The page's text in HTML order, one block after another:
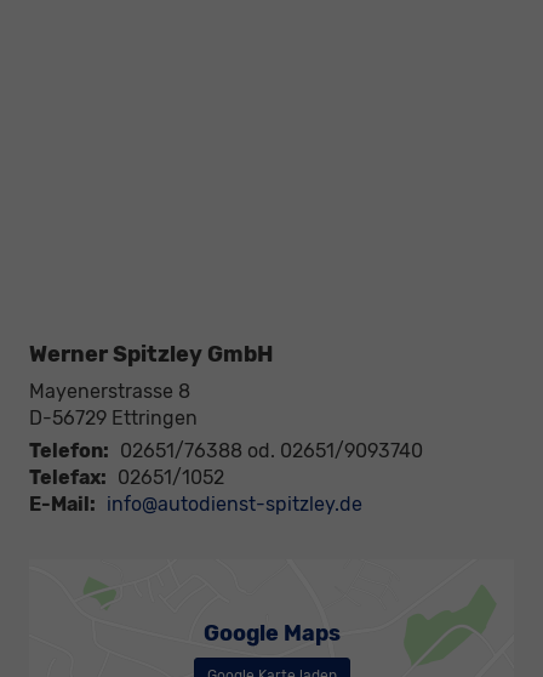
Werner Spitzley GmbH
Mayenerstrasse 8
D-56729 Ettringen
Telefon: 02651/76388 od. 02651/9093740
Telefax: 02651/1052
E-Mail: info@autodienst-spitzley.de
Google Maps